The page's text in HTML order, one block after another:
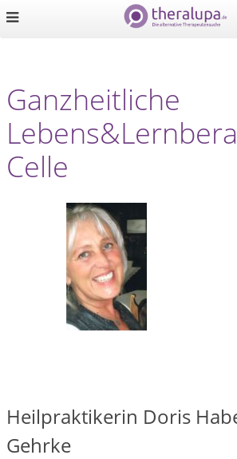
Ganzheitliche
Celle
Heilpraktikerin Doris
Gehrke